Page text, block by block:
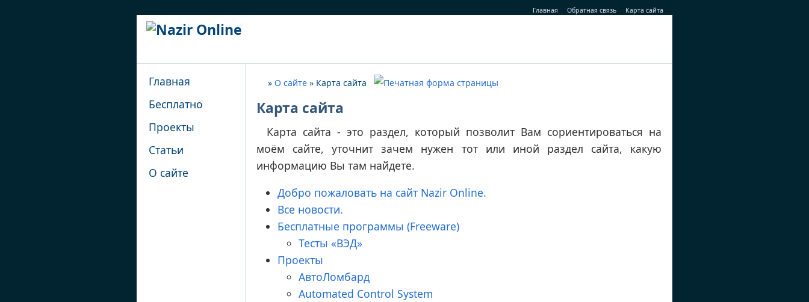
Главная Обратная связь Карта сайта
Главная
Бесплатно
Проекты
Статьи
О сайте
в
» О сайте» Карта сайта
Карта сайта
Карта сайта - это раздел, который позволит Вам сориентироваться на
моём сайте, уточнит зачем нужен тот или иной раздел сайта, какую
информацию Вы там найдете.
Добро пожаловать на сайт Nazir Online.
Все новости.
Бесплатные программы (Freeware)
Тесты «ВЭД»
Проекты
АвтоЛомбард
Automated Control System